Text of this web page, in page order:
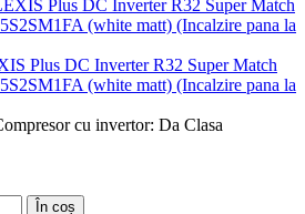
Plus DC Inverter R32 Super Match
(white matt) (Incalzire pana la
cu invertor: Da Clasa
În coș